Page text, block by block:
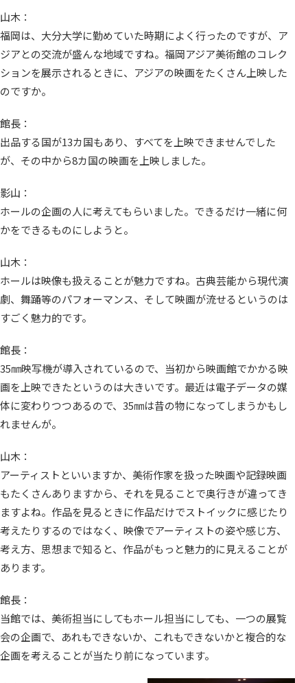
山木：
福岡は、大分大学に勤めていた時期によく行ったのですが、ア
ジアとの交流が盛んな地域ですね。福岡アジア美術館のコレク
ションを展示されるときに、アジアの映画をたくさん上映した
のですか。
館長：
出品する国が13カ国もあり、すべてを上映できませんでした
が、その中から8カ国の映画を上映しました。
影山：
ホールの企画の人に考えてもらいました。できるだけ一緒に何
かをできるものにしようと。
山木：
ホールは映像も扱えることが魅力ですね。古典芸能から現代演
劇、舞踊等のパフォーマンス、そして映画が流せるというのは
すごく魅力的です。
館長：
35㎜映写機が導入されているので、当初から映画館でかかる映
画を上映できたというのは大きいです。最近は電子データの媒
体に変わりつつあるので、35㎜は昔の物になってしまうかもし
れませんが。
山木：
アーティストといいますか、美術作家を扱った映画や記録映画
もたくさんありますから、それを見ることで奥行きが違ってき
ますよね。作品を見るときに作品だけでストイックに感じたり
考えたりするのではなく、映像でアーティストの姿や感じ方、
考え方、思想まで知ると、作品がもっと魅力的に見えることが
あります。
館長：
当館では、美術担当にしてもホール担当にしても、一つの展覧
会の企画で、あれもできないか、これもできないかと複合的な
企画を考えることが当たり前になっています。